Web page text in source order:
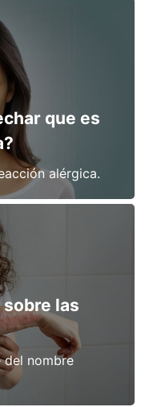
que es
alérgica.
las
del nombre